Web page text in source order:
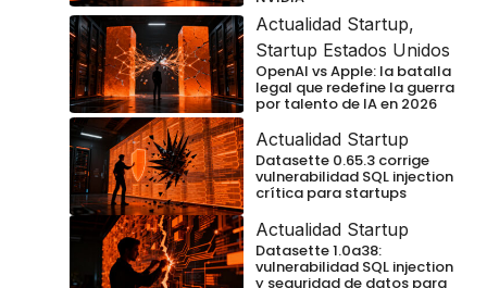
Actualidad Startup,
Startup Estados Unidos
OpenAI vs Apple: la batalla
legal que redefine la guerra
por talento de IA en 2026
Actualidad Startup
Datasette 0.65.3 corrige
vulnerabilidad SQL injection
crítica para startups
Actualidad Startup
Datasette 1.0a38:
vulnerabilidad SQL injection
y seguridad de datos para